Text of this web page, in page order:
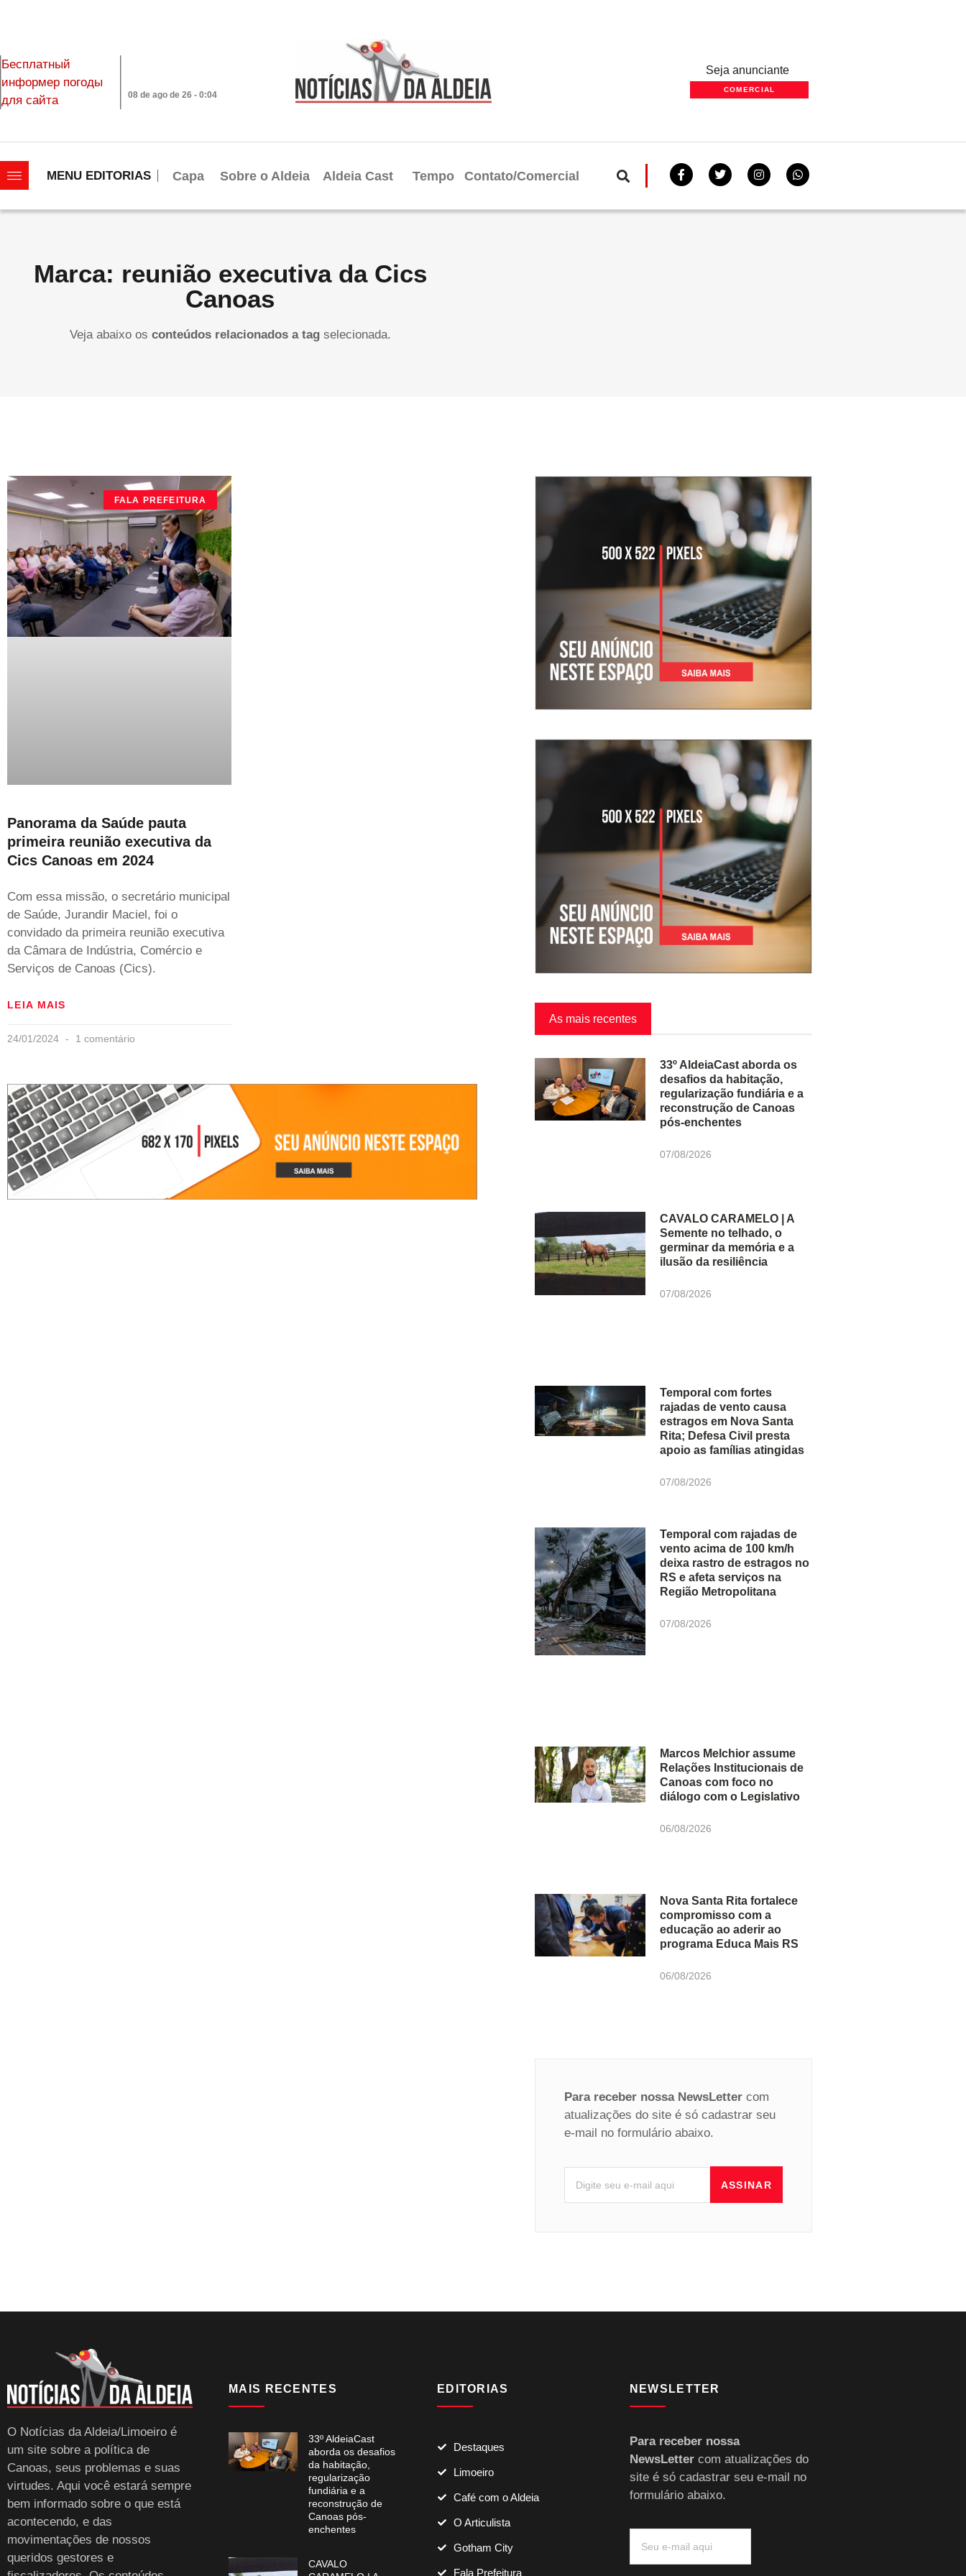
Бесплатный
информер погоды
для сайта
08 de ago de 26 - 0:04
Seja anunciante
COMERCIAL
MENU EDITORIAS Capa Sobre o Aldeia Aldeia Cast Tempo Contato/Comercial
Marca: reunião executiva da Cics
Canoas
Veja abaixo os conteúdos relacionados a tagselecionada.
FALA PREFEITURA
Panorama da Saúde pauta
primeira reunião executiva da
Cics Canoas em 2024
Com essa missão, o secretário municipal
de Saúde, Jurandir Maciel, foi o
convidado da primeira reunião executiva
da Câmara de Indústria, Comércio e
Serviços de Canoas (Cics).
LEIA MAIS
24/01/2024 1 comentário
As mais recentes
33º AldeiaCast aborda os
desafios da habitação,
regularização fundiária e a
reconstrução de Canoas
pós-enchentes
07/08/2026
CAVALO CARAMELO | A
Semente no telhado, o
germinar da memória e a
ilusão da resiliência
07/08/2026
Temporal com fortes
rajadas de vento causa
estragos em Nova Santa
Rita; Defesa Civil presta
apoio as famílias atingidas
07/08/2026
Temporal com rajadas de
vento acima de 100 km/h
deixa rastro de estragos no
RS e afeta serviços na
Região Metropolitana
07/08/2026
Marcos Melchior assume
Relações Institucionais de
Canoas com foco no
diálogo com o Legislativo
06/08/2026
Nova Santa Rita fortalece
compromisso com a
educação ao aderir ao
programa Educa Mais RS
06/08/2026
Para receber nossa NewsLetter com
atualizações do site é só cadastrar seu
e-mail no formulário abaixo.
ASSINAR
O Notícias da Aldeia/Limoeiro é
um site sobre a política de
Canoas, seus problemas e suas
virtudes. Aqui você estará sempre
bem informado sobre o que está
acontecendo, e das
movimentações de nossos
queridos gestores e
MAIS RECENTES
33º AldeiaCast
aborda os desafios
da habitação,
regularização
fundiária e a
reconstrução de
Canoas pós-
enchentes
CAVALO
EDITORIAS
Destaques
Limoeiro
Café com o Aldeia
O Articulista
Gotham City
Fala Prefeitura
NEWSLETTER
Para receber nossa
NewsLettercom atualizações do
site é só cadastrar seu e-mail no
formulário abaixo.